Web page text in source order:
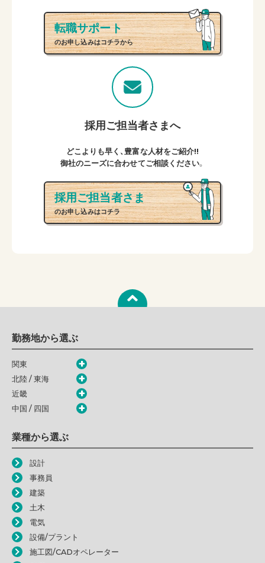
転職サポート
のお申し込みはコチラから
採用ご担当者さまへ
どこよりも早く、豊富な人材をご紹介!!
御社のニーズに合わせてご相談ください。
採用ご担当者さま
のお申し込みはコチラ
勤務地から選ぶ
関東
北陸 / 東海
近畿
中国 / 四国
業種から選ぶ
設計
事務員
建築
土木
電気
設備/プラント
施工図/CADオペレーター